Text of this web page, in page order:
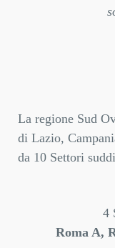
La regione Sud
di Lazio,
da 10 Settori
4
Roma A,